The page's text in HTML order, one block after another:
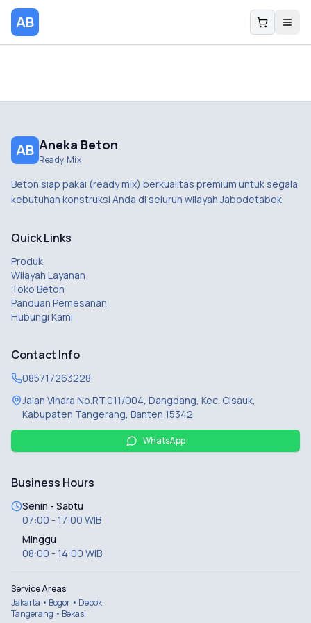
AB
AB Aneka Beton
Ready Mix
Beton siap pakai (ready mix) berkualitas premium untuk segala
kebutuhan konstruksi Anda di seluruh wilayah Jabodetabek.
Quick Links
Produk
Wilayah Layanan
Toko Beton
Panduan Pemesanan
Hubungi Kami
Contact Info
085717263228
Jalan Vihara No.RT.011/004, Dangdang, Kec. Cisauk,
Kabupaten Tangerang, Banten 15342
WhatsApp
Business Hours
Senin - Sabtu
07:00 - 17:00 WIB
Minggu
08:00 - 14:00 WIB
Service Areas
Jakarta • Bogor • Depok
Tangerang • Bekasi